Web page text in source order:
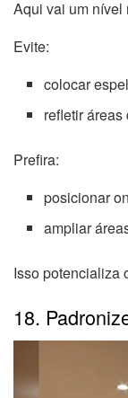
Aqui vai um nível
Evite:
colocar
refletir
Prefira:
posicionar
ampliar
Isso potencializa
18.